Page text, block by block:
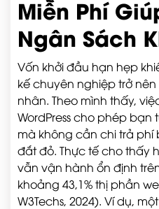
Miễn Phí
Ngân Sách
Vốn khởi đầu hạn hẹp
kế chuyên nghiệp trở
nhân. Theo mình thấy,
WordPress cho phép
mà không cần chi trả
đắt đỏ. Thực tế cho thấy
vẫn vận hành ổn định
khoảng 43,1% thị phần
W3Techs, 2024). Ví dụ,